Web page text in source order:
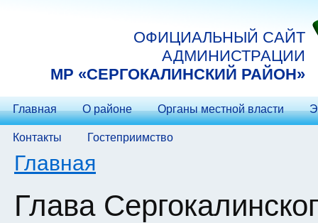
ОФИЦИАЛЬНЫЙ САЙТ
АДМИНИСТРАЦИИ
МP «СЕРГОКАЛИНСКИЙ РАЙОН»
Главная О районе Органы местной власти
Контакты Гостеприимство
Вы здесь
Главная
Глава